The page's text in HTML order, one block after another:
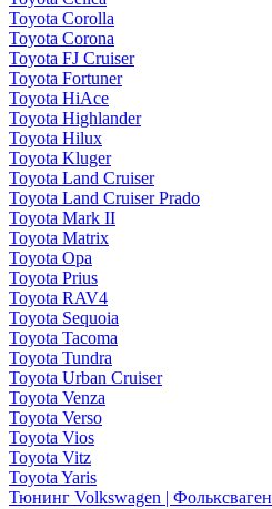
Toyota Corolla
Toyota Corona
Toyota FJ Cruiser
Toyota Fortuner
Toyota HiAce
Toyota Highlander
Toyota Hilux
Toyota Kluger
Toyota Land Cruiser
Toyota Land Cruiser Prado
Toyota Mark II
Toyota Matrix
Toyota Opa
Toyota Prius
Toyota RAV4
Toyota Sequoia
Toyota Tacoma
Toyota Tundra
Toyota Urban Cruiser
Toyota Venza
Toyota Verso
Toyota Vios
Toyota Vitz
Toyota Yaris
Тюнинг Volkswagen | Фольксваген